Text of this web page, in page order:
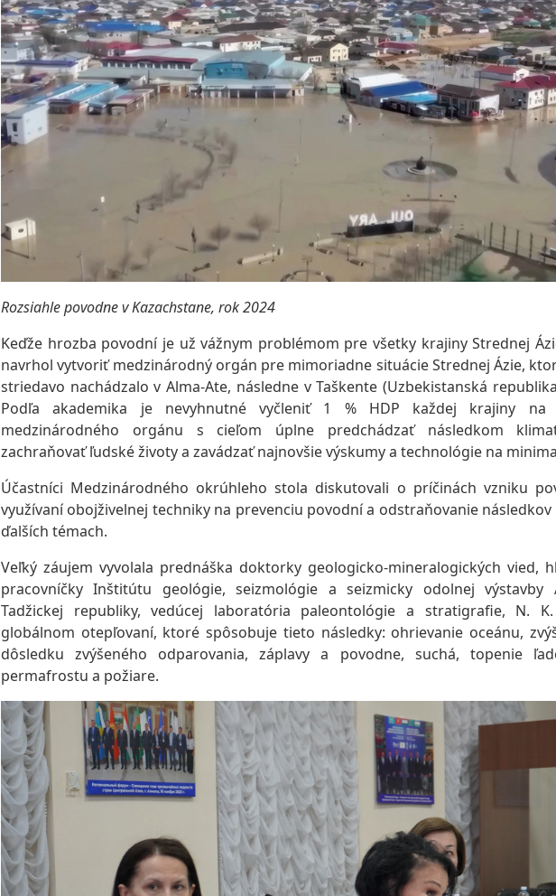
Rozsiahle povodne v Kazachstane, rok 2024
Keďže hrozba povodní je už vážnym problémom pre všetky krajiny Strednej
navrhol vytvoriť medzinárodný orgán pre mimoriadne situácie Strednej Ázie,
striedavo nachádzalo v Alma-Ate, následne v Taškente (Uzbekistanská
Podľa akademika je nevyhnutné vyčleniť 1 % HDP každej krajiny na
medzinárodného orgánu s cieľom úplne predchádzať následkom
zachraňovať ľudské životy a zavádzať najnovšie výskumy a technológie na
Účastníci Medzinárodného okrúhleho stola diskutovali o príčinách vzniku
využívaní obojživelnej techniky na prevenciu povodní a odstraňovanie následkov
ďalších témach.
Veľký záujem vyvolala prednáška doktorky geologicko-mineralogických vied,
pracovníčky Inštitútu geológie, seizmológie a seizmicky odolnej výstavby
Tadžickej republiky, vedúcej laboratória paleontológie a stratigrafie, N.
globálnom otepľovaní, ktoré spôsobuje tieto následky: ohrievanie oceánu,
dôsledku zvýšeného odparovania, záplavy a povodne, suchá, topenie
permafrostu a požiare.